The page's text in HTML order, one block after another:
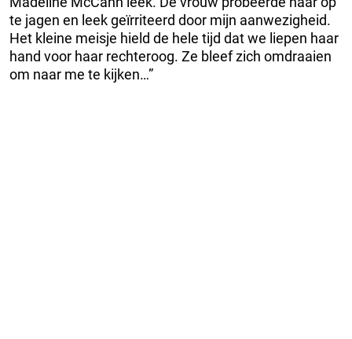
te jagen en leek geïrriteerd door mijn aanwezigheid.
Het kleine meisje hield de hele tijd dat we liepen haar
hand voor haar rechteroog. Ze bleef zich omdraaien
om naar me te kijken…”